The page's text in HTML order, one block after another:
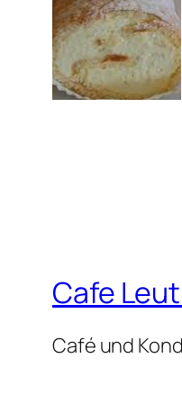
Cafe
Café und